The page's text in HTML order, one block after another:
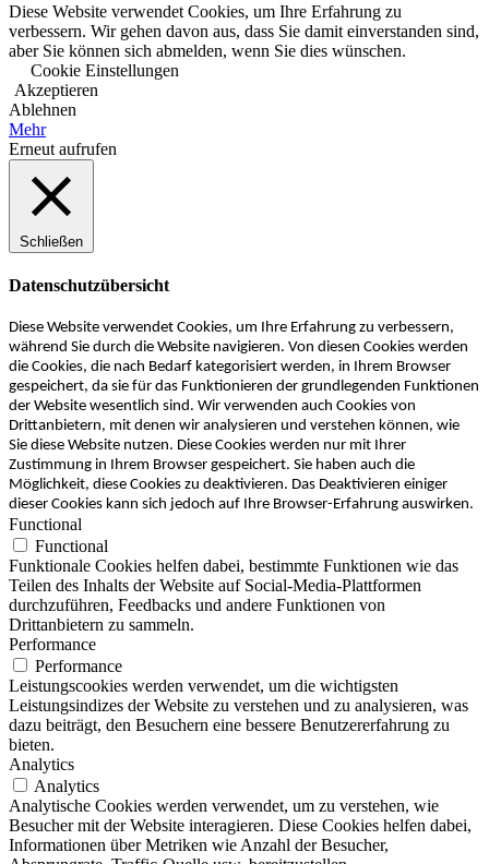
Diese Website verwendet Cookies, um Ihre Erfahrung zu
verbessern. Wir gehen davon aus, dass Sie damit einverstanden sind,
aber Sie können sich abmelden, wenn Sie dies wünschen.
Cookie Einstellungen
Akzeptieren
Ablehnen
Mehr
Erneut aufrufen
Schließen
Datenschutzübersicht
Diese Website verwendet Cookies, um Ihre Erfahrung zu verbessern,
während Sie durch die Website navigieren. Von diesen Cookies werden
die Cookies, die nach Bedarf kategorisiert werden, in Ihrem Browser
gespeichert, da sie für das Funktionieren der grundlegenden Funktionen
der Website wesentlich sind. Wir verwenden auch Cookies von
Drittanbietern, mit denen wir analysieren und verstehen können, wie
Sie diese Website nutzen. Diese Cookies werden nur mit Ihrer
Zustimmung in Ihrem Browser gespeichert. Sie haben auch die
Möglichkeit, diese Cookies zu deaktivieren. Das Deaktivieren einiger
dieser Cookies kann sich jedoch auf Ihre Browser-Erfahrung auswirken.
Functional
Functional
Funktionale Cookies helfen dabei, bestimmte Funktionen wie das
Teilen des Inhalts der Website auf Social-Media-Plattformen
durchzuführen, Feedbacks und andere Funktionen von
Drittanbietern zu sammeln.
Performance
Performance
Leistungscookies werden verwendet, um die wichtigsten
Leistungsindizes der Website zu verstehen und zu analysieren, was
dazu beiträgt, den Besuchern eine bessere Benutzererfahrung zu
bieten.
Analytics
Analytics
Analytische Cookies werden verwendet, um zu verstehen, wie
Besucher mit der Website interagieren. Diese Cookies helfen dabei,
Informationen über Metriken wie Anzahl der Besucher,